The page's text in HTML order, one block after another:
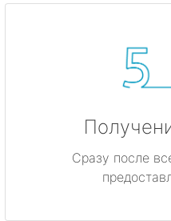
Сразу после